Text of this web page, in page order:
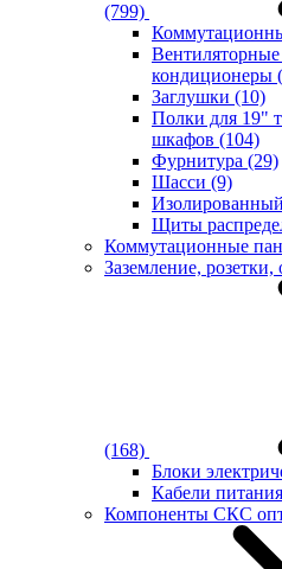
(799)
кондиционеры
Заглушки (10)
Полки для 19"
шкафов (104)
Фурнитура (29)
Шасси (9)
Щиты
Коммутационные
Заземление,
(168)
Блоки
Кабели питания
Компоненты СКС